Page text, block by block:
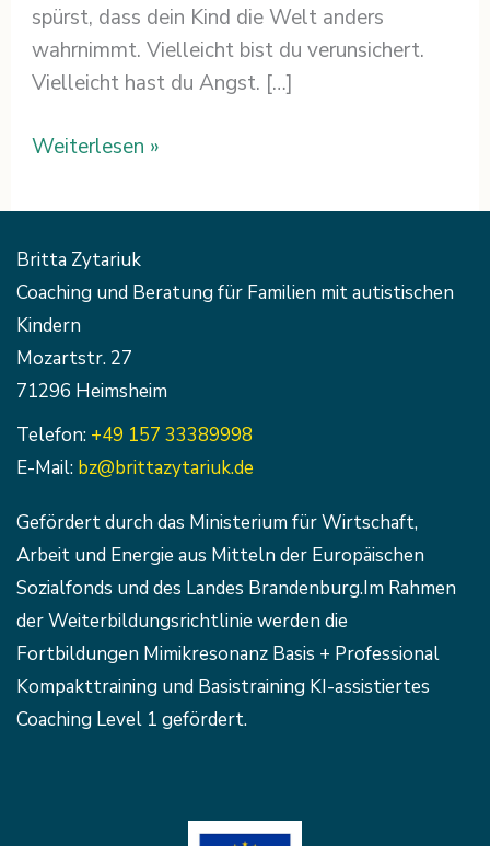
spürst, dass dein Kind die Welt anders
wahrnimmt. Vielleicht bist du verunsichert.
Vielleicht hast du Angst. […]
Weiterlesen »
Britta Zytariuk
Coaching und Beratung für Familien mit autistischen
Kindern
Mozartstr. 27
71296 Heimsheim
Telefon: +49 157 33389998
E-Mail: bz@brittazytariuk.de
Gefördert durch das Ministerium für Wirtschaft,
Arbeit und Energie aus Mitteln der Europäischen
Sozialfonds und des Landes Brandenburg.Im Rahmen
der Weiterbildungsrichtlinie werden die
Fortbildungen Mimikresonanz Basis + Professional
Kompakttraining und Basistraining KI-assistiertes
Coaching Level 1 gefördert.